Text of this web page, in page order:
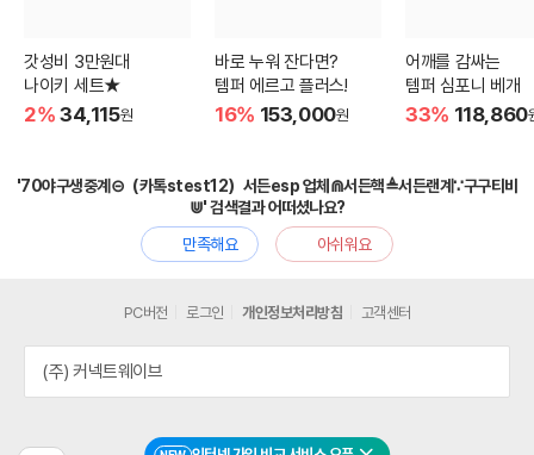
갓성비 3만원대
나이키 세트★
2% 34,115원
바로 누워 잔다면?
템퍼 에르고 플러스!
16% 153,000원
어깨를 감싸는
템퍼 심포니 베개
33% 118,860
'70야구생중계⊝（카톡stest12）서든esp 업체⋒서든핵≜서든랜계∵구구티비
⋓' 검색결과 어떠셨나요?
만족해요
아쉬워요
PC버전 로그인 개인정보처리방침 고객센터
(주) 커넥트웨이브